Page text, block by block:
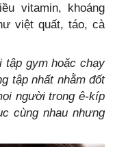
vitamin, khoáng
việt quất, táo, cà
tập gym hoặc chạy
tập nhất nhằm đốt
người trong ê-kíp
cùng nhau nhưng